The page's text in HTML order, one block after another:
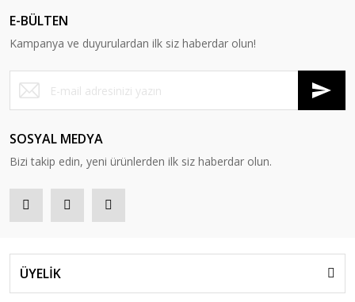
E-BÜLTEN
Kampanya ve duyurulardan ilk siz haberdar olun!
SOSYAL MEDYA
Bizi takip edin, yeni ürünlerden ilk siz haberdar olun.
ÜYELİK